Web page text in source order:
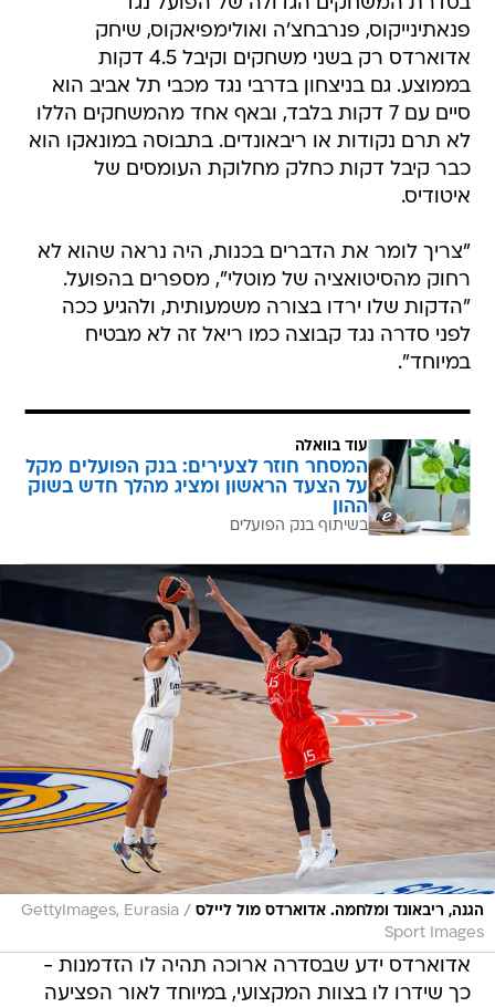
פנאתינייקוס, פנרבחצ'ה ואולימפיאקוס, שיחק
אדוארדס רק בשני משחקים וקיבל 4.5 דקות
בממוצע. גם בניצחון בדרבי נגד מכבי תל אביב הוא
סיים עם 7 דקות בלבד, ובאף אחד מהמשחקים הללו
לא תרם נקודות או ריבאונדים. בתבוסה במונאקו הוא
כבר קיבל דקות כחלק מחלוקת העומסים של
איטודיס.
"צריך לומר את הדברים בכנות, היה נראה שהוא לא
רחוק מהסיטואציה של מוטלי", מספרים בהפועל.
"הדקות שלו ירדו בצורה משמעותית, ולהגיע ככה
לפני סדרה נגד קבוצה כמו ריאל זה לא מבטיח
במיוחד".
עוד בוואלה
המסחר חוזר לצעירים: בנק הפועלים מקל
על הצעד הראשון ומציג מהלך חדש בשוק
ההון
בשיתוף בנק הפועלים
הגנה, ריבאונד ומלחמה. אדוארדס מול ליילס /
GettyImages, Eurasia
Sport Images
אדוארדס ידע שבסדרה ארוכה תהיה לו הזדמנות -
כך שידרו לו בצוות המקצועי, במיוחד לאור הפציעה